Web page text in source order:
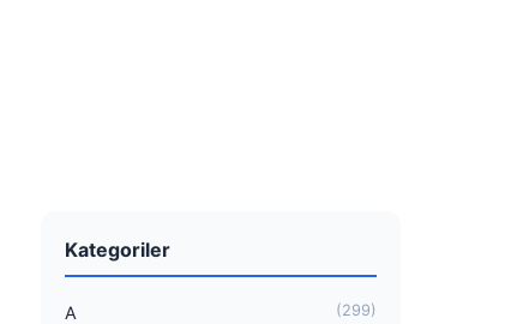
Kategoriler
A (299)